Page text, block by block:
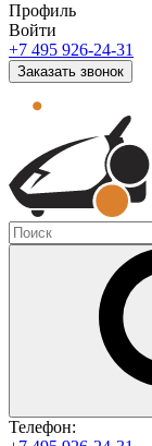
Профиль
Войти
+7 495 926-24-31
Заказать звонок
Телефон: